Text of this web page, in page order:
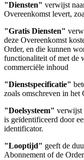
"Diensten" verwijst
Overeenkomst levert,
"Gratis Diensten"
deze Overeenkomst
Order, en die kunnen
functionaliteit of met de
commerciële inhoud
"Dienstspecificatie"
zoals omschreven in het
"Doelsysteem" verwijst
is geïdentificeerd door
identificator.
"Looptijd" geeft de
Abonnement of de